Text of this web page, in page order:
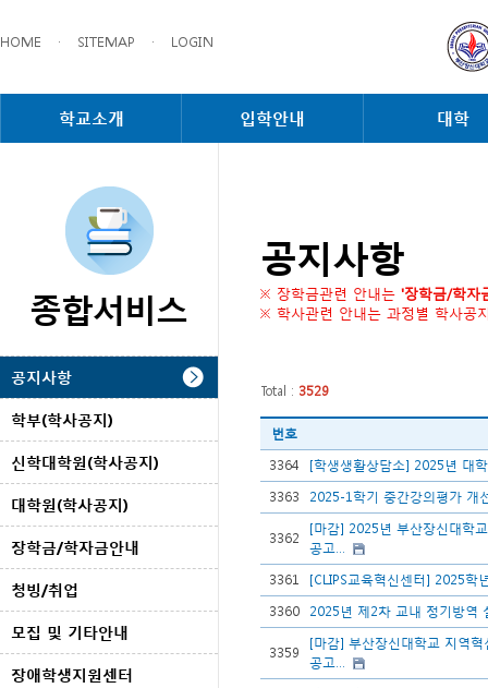
HOME · SITEMAP · LOGIN
학교소개 입학안내 대학
종합서비스
공지사항
학부(학사공지)
신학대학원(학사공지)
대학원(학사공지)
장학금/학자금안내
청빙/취업
모집 및 기타안내
장애학생지원센터
공지사항
※ 장학금관련 안내는 '장학금/학자
※ 학사관련 안내는 과정별 학사공
Total : 3529
번호
3364
[학생생활상담소] 2025년 대
3363
2025-1학기 중간강의평가 개
3362
[마감] 2025년 부산장신대학
공고...
3361
[CLIPS교육혁신센터] 2025학
3360
2025년 제2차 교내 정기방역
3359
[마감] 부산장신대학교 지역
공고...